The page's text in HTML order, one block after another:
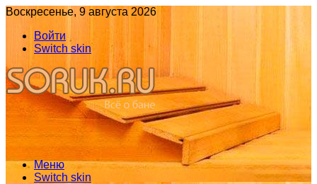
Воскресенье, 9 августа 2026
Войти
Switch skin
Меню
Switch skin